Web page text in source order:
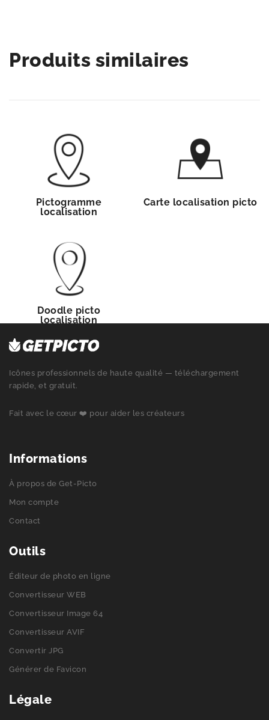
Produits similaires
Pictogramme
localisation
Carte localisation picto
Doodle picto
localisation
Icônes professionnels de haute qualité — téléchargement
rapide, et gratuit.
Fait avec le cœur ❤️ pour aider les créateurs
Informations
À propos de Get-Picto
Mon compte
Contact
Outils
Éditeur de photo en ligne
Convertisseur WEB
Convertisseur Image 64
Convertisseur AVIF
Convertir JPG
Générer de Favicon
Légale